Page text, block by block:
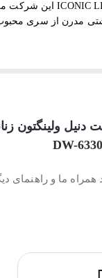
این شرکت
مدرن از سری
خود کمپانی دنیل
مچی زنانه دنیل
دنیل ولینگتون
ان از استیل
ولینگتون
ما و راهنمای